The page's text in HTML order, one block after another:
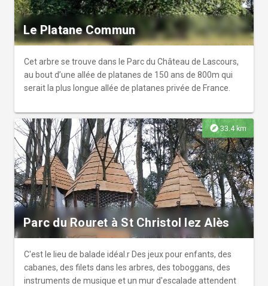
expérience différente, entre observation, sensations et
surprises visuelles. r r Un lieu vivant, qui évolue avec le
temps et interroge notre rapport au paysage.
Le Platane Commun
Cet arbre se trouve dans le Parc du Château de Lascours,
au bout d’une allée de platanes de 150 ans de 800m qui
serait la plus longue allée de platanes privée de France.
explore33.4 km
Parc du Rouret à St Christol lez Alès
C'est le lieu de balade idéal.r Des jeux pour enfants, des
cabanes, des filets dans les arbres, des toboggans, des
instruments de musique et un mur d'escalade attendent